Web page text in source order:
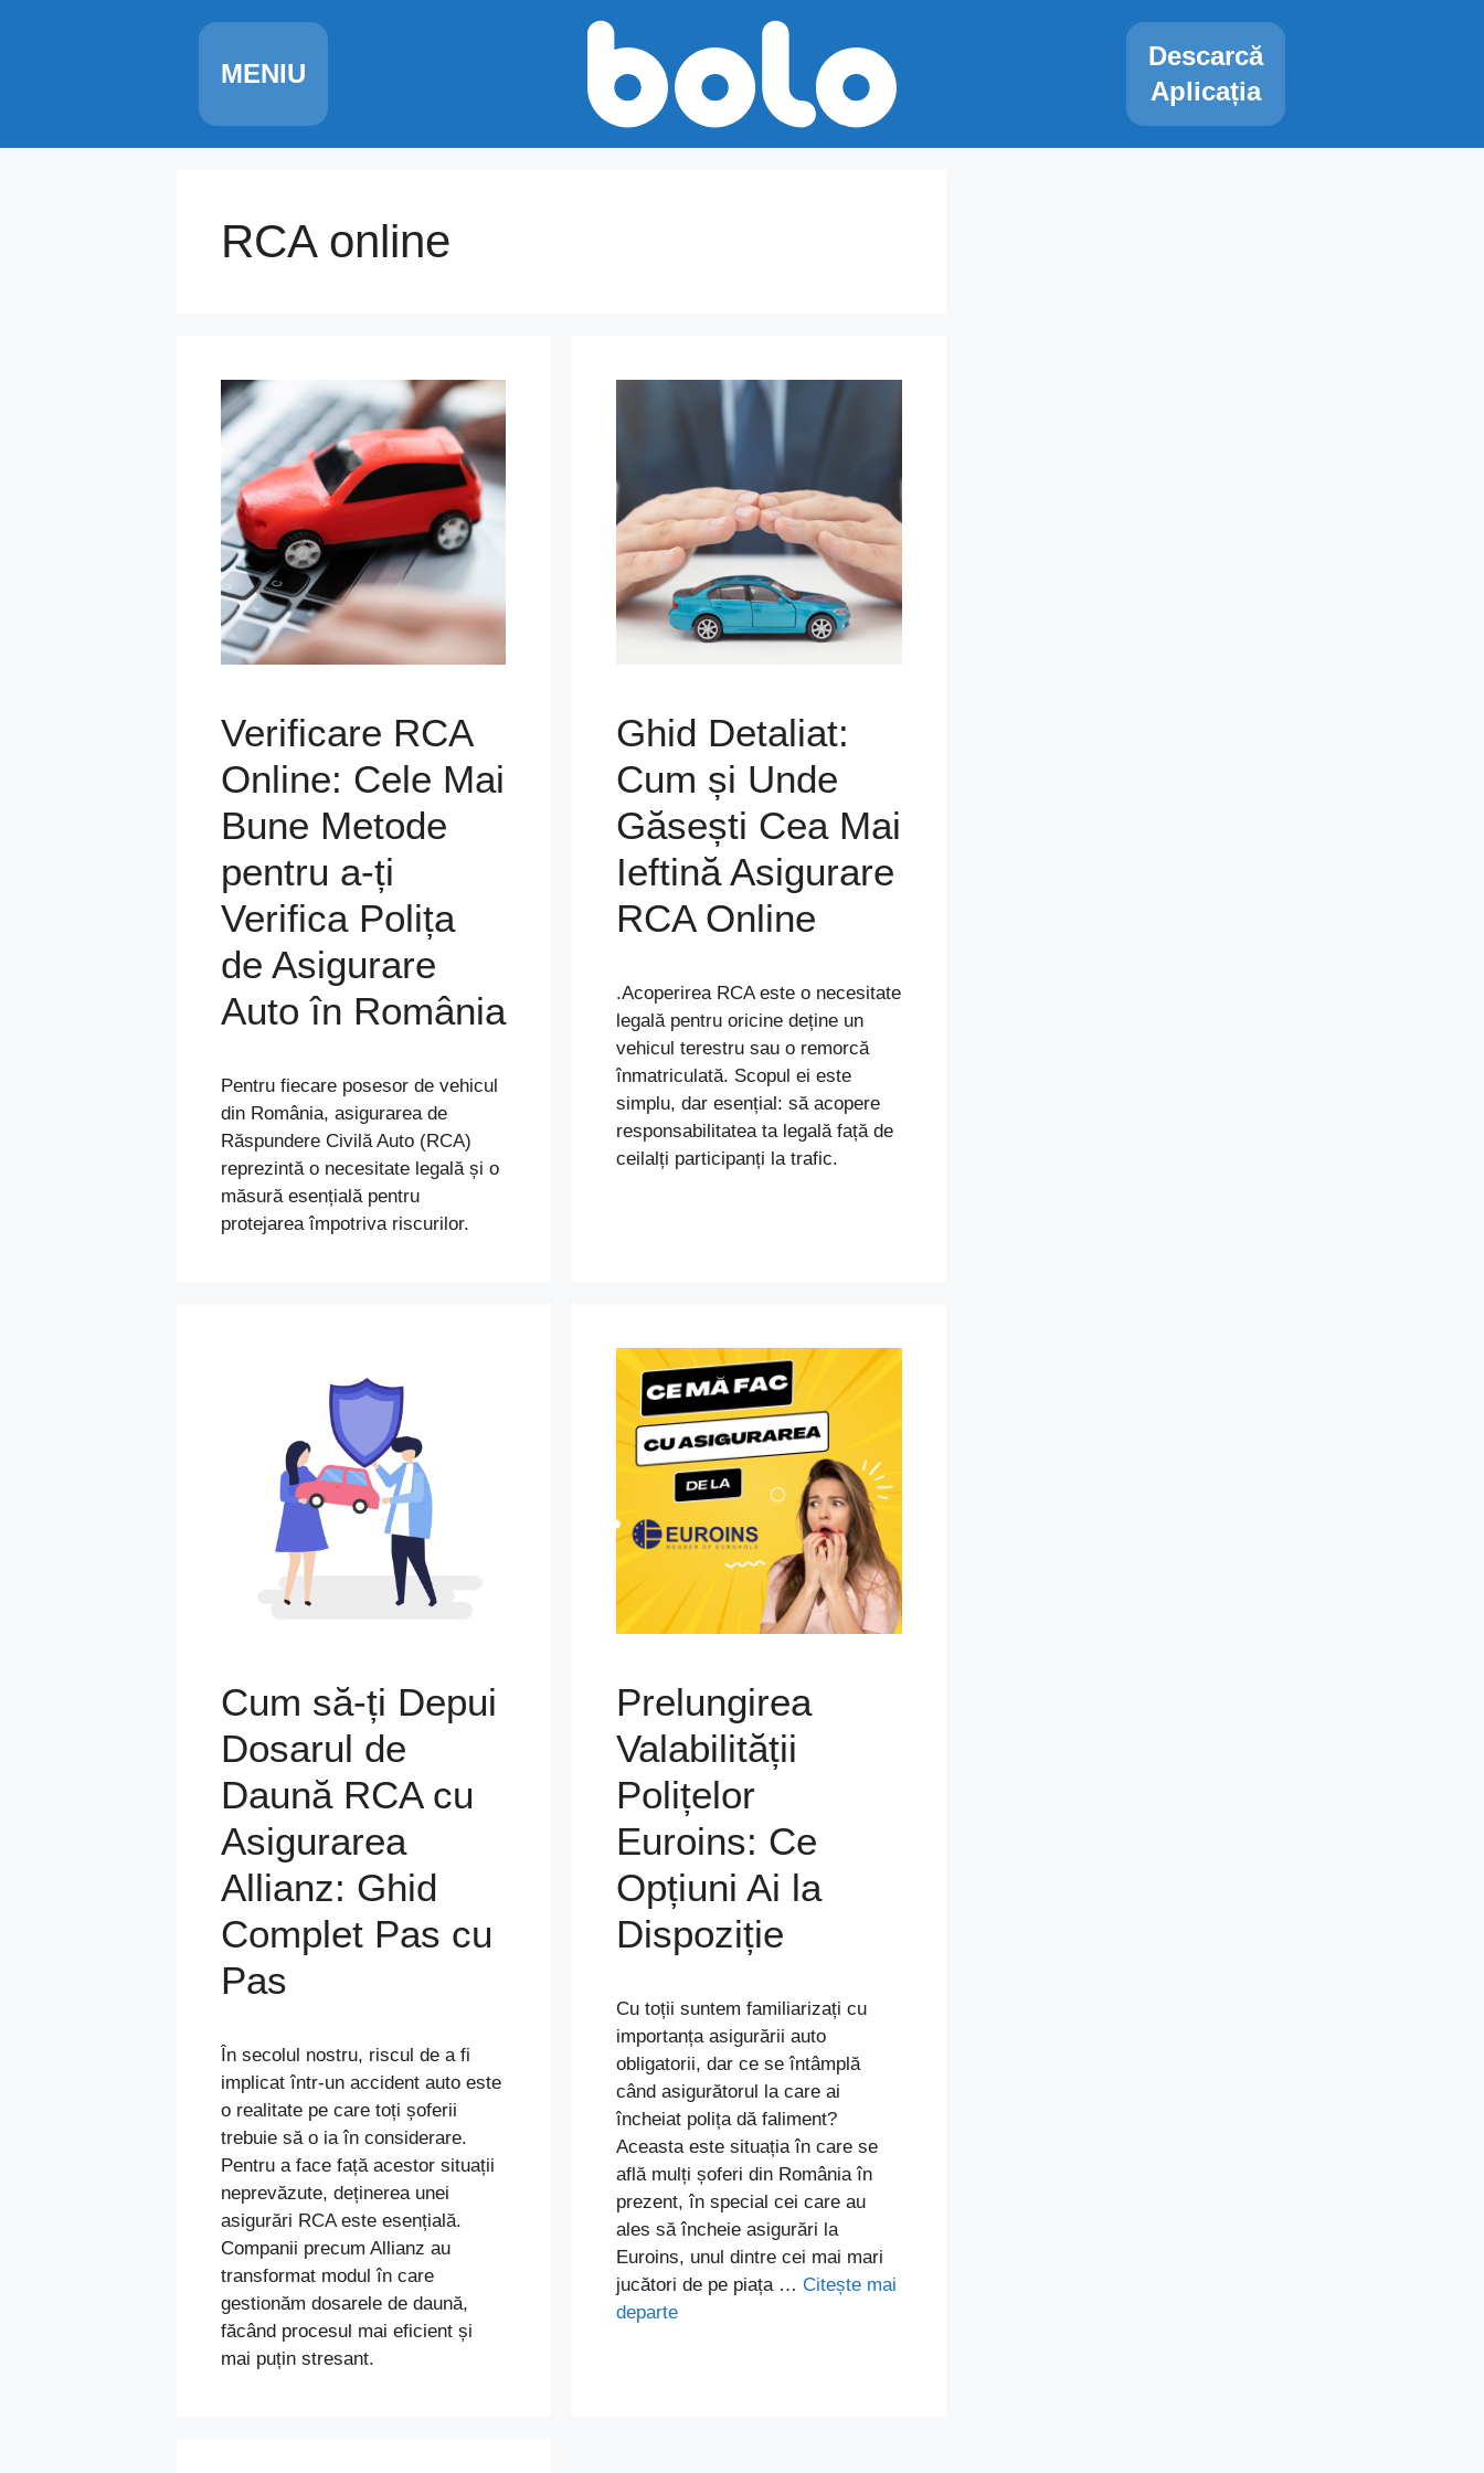
Descarcă
Aplicația
MENIU
RCA online
Verificare RCA
Online: Cele Mai
Bune Metode
pentru a-ți
Verifica Polița
de Asigurare
Auto în România
Pentru fiecare posesor de vehicul
din România, asigurarea de
Răspundere Civilă Auto (RCA)
reprezintă o necesitate legală și o
măsură esențială pentru
protejarea împotriva riscurilor.
Ghid Detaliat:
Cum și Unde
Găsești Cea Mai
Ieftină Asigurare
RCA Online
.Acoperirea RCA este o necesitate
legală pentru oricine deține un
vehicul terestru sau o remorcă
înmatriculată. Scopul ei este
simplu, dar esențial: să acopere
responsabilitatea ta legală față de
ceilalți participanți la trafic.
Cum să-ți Depui
Dosarul de
Daună RCA cu
Asigurarea
Allianz: Ghid
Complet Pas cu
Pas
În secolul nostru, riscul de a fi
implicat într-un accident auto este
o realitate pe care toți șoferii
trebuie să o ia în considerare.
Pentru a face față acestor situații
neprevăzute, deținerea unei
asigurări RCA este esențială.
Companii precum Allianz au
transformat modul în care
gestionăm dosarele de daună,
făcând procesul mai eficient și
mai puțin stresant.
Prelungirea
Valabilității
Polițelor
Euroins: Ce
Opțiuni Ai la
Dispoziție
Cu toții suntem familiarizați cu
importanța asigurării auto
obligatorii, dar ce se întâmplă
când asigurătorul la care ai
încheiat polița dă faliment?
Aceasta este situația în care se
află mulți șoferi din România în
prezent, în special cei care au
ales să încheie asigurări la
Euroins, unul dintre cei mai mari
jucători de pe piața …Citește mai
departe